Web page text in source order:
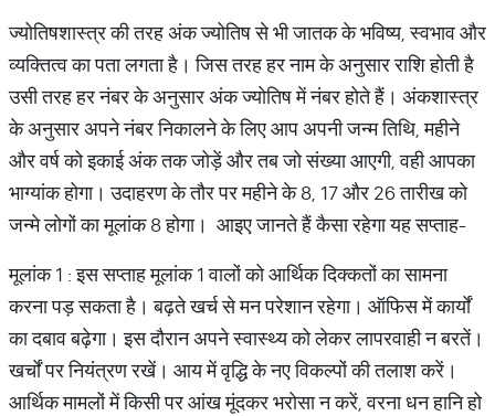
ज्योतिषशास्त्र की तरह अंक ज्योतिष से भी जातक के भविष्य, स्वभाव और
व्यक्तित्व का पता लगता है। जिस तरह हर नाम के अनुसार राशि होती है
उसी तरह हर नंबर के अनुसार अंक ज्योतिष में नंबर होते हैं। अंकशास्त्र
के अनुसार अपने नंबर निकालने के लिए आप अपनी जन्म तिथि, महीने
और वर्ष को इकाई अंक तक जोड़ें और तब जो संख्या आएगी, वही आपका
भाग्यांक होगा। उदाहरण के तौर पर महीने के 8, 17 और 26 तारीख को
जन्मे लोगों का मूलांक 8 होगा। आइए जानते हैं कैसा रहेगा यह सप्ताह-
मूलांक 1 : इस सप्ताह मूलांक 1 वालों को आर्थिक दिक्कतों का सामना
करना पड़ सकता है। बढ़ते खर्च से मन परेशान रहेगा। ऑफिस में कार्यों
का दबाव बढ़ेगा। इस दौरान अपने स्वास्थ्य को लेकर लापरवाही न बरतें।
खर्चों पर नियंत्रण रखें। आय में वृद्धि के नए विकल्पों की तलाश करें।
आर्थिक मामलों में किसी पर आंख मूंदकर भरोसा न करें, वरना धन हानि हो